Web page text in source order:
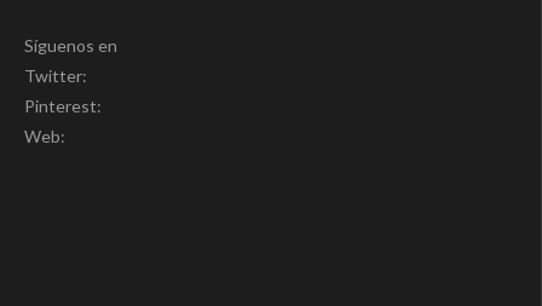
Síguenos en
Twitter:
Pinterest:
Web: